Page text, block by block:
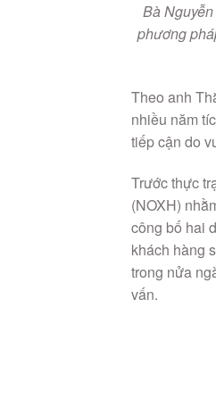
Bà
phương
Theo anh
nhiều năm
tiếp cận do
Trước thực
(NOXH)
công bố hai
khách hàng
trong nửa
vấn.